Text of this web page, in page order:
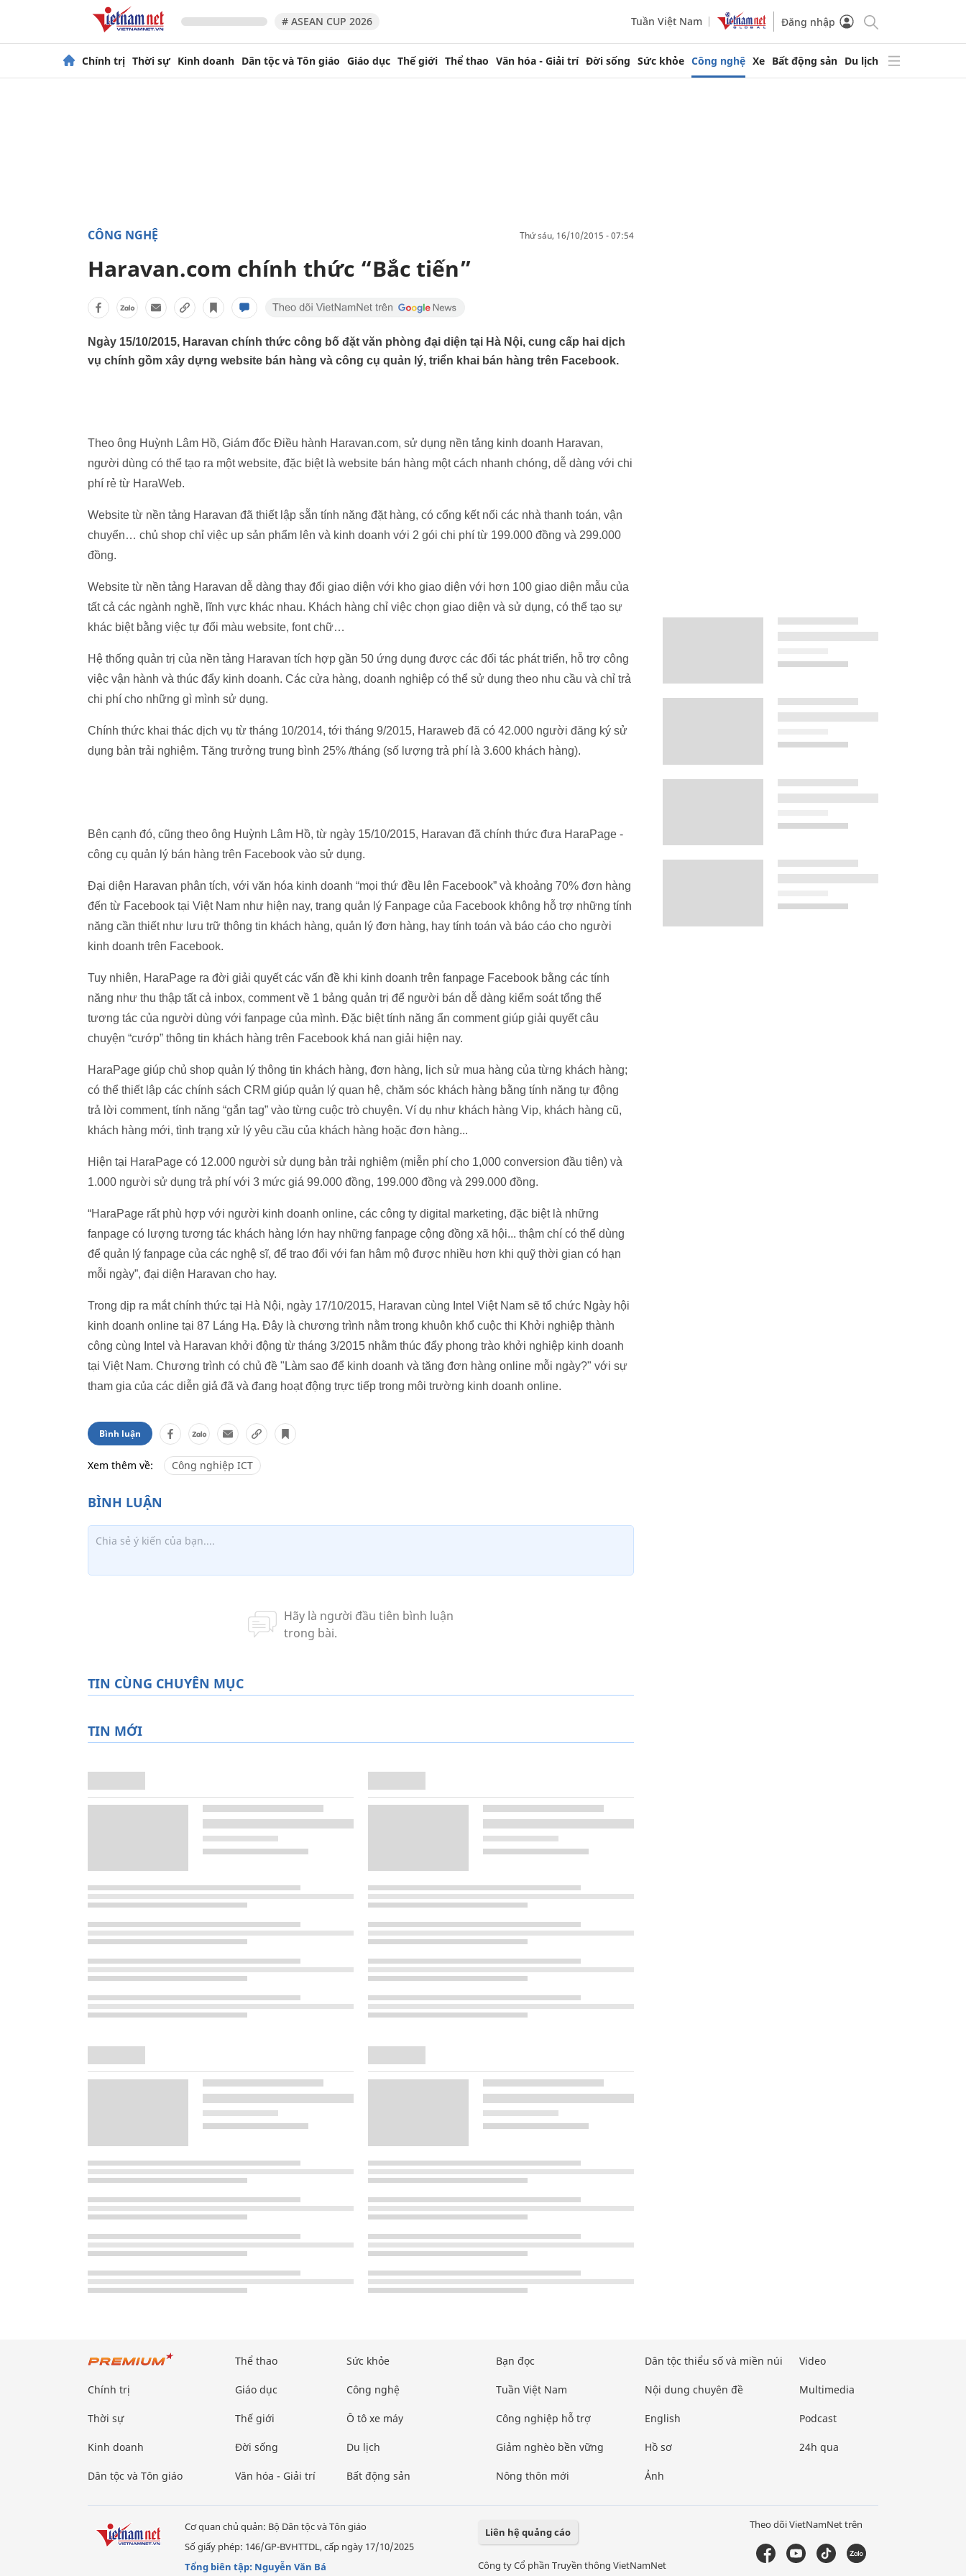
# ASEAN CUP 2026 Tuần Việt Nam Đăng nhập
Chính trị Thời sự Kinh doanh Dân tộc và Tôn giáo Giáo dục Thế giới Thể thao Văn hóa - Giải trí Đời sống Sức khỏe Công nghệ Xe Bất động sản Du lịch
CÔNG NGHỆ thứ sáu, 16/10/2015 - 07:54
Haravan.com chính thức “Bắc tiến”
Ngày 15/10/2015, Haravan chính thức công bố đặt văn phòng đại diện tại Hà Nội, cung cấp hai dịch
vụ chính gồm xây dựng website bán hàng và công cụ quản lý, triển khai bán hàng trên Facebook.
Theo ông Huỳnh Lâm Hồ, Giám đốc Điều hành Haravan.com, sử dụng nền tảng kinh doanh Haravan,
người dùng có thể tạo ra một website, đặc biệt là website bán hàng một cách nhanh chóng, dễ dàng với chi
phí rẻ từ HaraWeb.
Website từ nền tảng Haravan đã thiết lập sẵn tính năng đặt hàng, có cổng kết nối các nhà thanh toán, vận
chuyển… chủ shop chỉ việc up sản phẩm lên và kinh doanh với 2 gói chi phí từ 199.000 đồng và 299.000
đồng.
Website từ nền tảng Haravan dễ dàng thay đổi giao diện với kho giao diện với hơn 100 giao diện mẫu của
tất cả các ngành nghề, lĩnh vực khác nhau. Khách hàng chỉ việc chọn giao diện và sử dụng, có thể tạo sự
khác biệt bằng việc tự đổi màu website, font chữ…
Hệ thống quản trị của nền tảng Haravan tích hợp gần 50 ứng dụng được các đối tác phát triển, hỗ trợ công
việc vận hành và thúc đẩy kinh doanh. Các cửa hàng, doanh nghiệp có thể sử dụng theo nhu cầu và chỉ trả
chi phí cho những gì mình sử dụng.
Chính thức khai thác dịch vụ từ tháng 10/2014, tới tháng 9/2015, Haraweb đã có 42.000 người đăng ký sử
dụng bản trải nghiệm. Tăng trưởng trung bình 25% /tháng (số lượng trả phí là 3.600 khách hàng).
Bên cạnh đó, cũng theo ông Huỳnh Lâm Hồ, từ ngày 15/10/2015, Haravan đã chính thức đưa HaraPage -
công cụ quản lý bán hàng trên Facebook vào sử dụng.
Đại diện Haravan phân tích, với văn hóa kinh doanh “mọi thứ đều lên Facebook” và khoảng 70% đơn hàng
đến từ Facebook tại Việt Nam như hiện nay, trang quản lý Fanpage của Facebook không hỗ trợ những tính
năng cần thiết như lưu trữ thông tin khách hàng, quản lý đơn hàng, hay tính toán và báo cáo cho người
kinh doanh trên Facebook.
Tuy nhiên, HaraPage ra đời giải quyết các vấn đề khi kinh doanh trên fanpage Facebook bằng các tính
năng như thu thập tất cả inbox, comment về 1 bảng quản trị để người bán dễ dàng kiểm soát tổng thể
tương tác của người dùng với fanpage của mình. Đặc biệt tính năng ẩn comment giúp giải quyết câu
chuyện “cướp” thông tin khách hàng trên Facebook khá nan giải hiện nay.
HaraPage giúp chủ shop quản lý thông tin khách hàng, đơn hàng, lịch sử mua hàng của từng khách hàng;
có thể thiết lập các chính sách CRM giúp quản lý quan hệ, chăm sóc khách hàng bằng tính năng tự động
trả lời comment, tính năng “gắn tag” vào từng cuộc trò chuyện. Ví dụ như khách hàng Vip, khách hàng cũ,
khách hàng mới, tình trạng xử lý yêu cầu của khách hàng hoặc đơn hàng...
Hiện tại HaraPage có 12.000 người sử dụng bản trải nghiệm (miễn phí cho 1,000 conversion đầu tiên) và
1.000 người sử dụng trả phí với 3 mức giá 99.000 đồng, 199.000 đồng và 299.000 đồng.
“HaraPage rất phù hợp với người kinh doanh online, các công ty digital marketing, đặc biệt là những
fanpage có lượng tương tác khách hàng lớn hay những fanpage cộng đồng xã hội... thậm chí có thể dùng
để quản lý fanpage của các nghệ sĩ, để trao đổi với fan hâm mộ được nhiều hơn khi quỹ thời gian có hạn
mỗi ngày”, đại diện Haravan cho hay.
Trong dịp ra mắt chính thức tại Hà Nội, ngày 17/10/2015, Haravan cùng Intel Việt Nam sẽ tổ chức Ngày hội
kinh doanh online tại 87 Láng Hạ. Đây là chương trình nằm trong khuôn khổ cuộc thi Khởi nghiệp thành
công cùng Intel và Haravan khởi động từ tháng 3/2015 nhằm thúc đẩy phong trào khởi nghiệp kinh doanh
tại Việt Nam. Chương trình có chủ đề "Làm sao để kinh doanh và tăng đơn hàng online mỗi ngày?" với sự
tham gia của các diễn giả đã và đang hoạt động trực tiếp trong môi trường kinh doanh online.
Bình luận
Xem thêm về: Công nghiệp ICT
TIN CÙNG CHUYÊN MỤC
TIN MỚI
Chính trị
Thời sự
Kinh doanh
Dân tộc và Tôn giáo
Thể thao
Giáo dục
Thế giới
Đời sống
Văn hóa - Giải trí
Sức khỏe
Công nghệ
Ô tô xe máy
Du lịch
Bất động sản
Bạn đọc
Tuần Việt Nam
Công nghiệp hỗ trợ
Giảm nghèo bền vững
Nông thôn mới
Dân tộc thiểu số và miền núi
Nội dung chuyên đề
English
Hồ sơ
Ảnh
Video
Multimedia
Podcast
24h qua
Cơ quan chủ quản: Bộ Dân tộc và Tôn giáo
Số giấy phép: 146/GP-BVHTTDL, cấp ngày 17/10/2025
Tổng biên tập: Nguyễn Văn Bá
Liên hệ quảng cáo
Công ty Cổ phần Truyền thông VietNamNet
Theo dõi VietNamNet trên